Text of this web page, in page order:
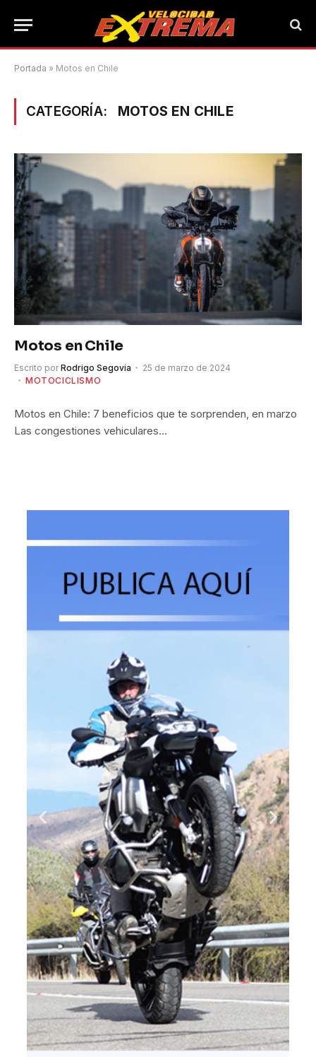
Portada » Motos en Chile
CATEGORÍA: MOTOS EN CHILE
Motos en Chile
Escrito por Rodrigo Segovia
25 de marzo de 2024
MOTOCICLISMO
Motos en Chile: 7 beneficios que te sorprenden, en marzo
Las congestiones vehiculares…